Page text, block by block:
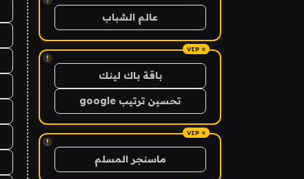
عالم الشباب
!
باقة باك لينك
تحسين ترتيب google
!
ماسنجر المسلم